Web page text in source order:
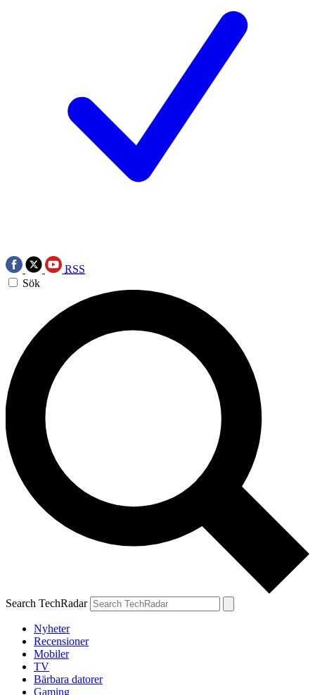
RSS
Sök
Search TechRadar
Nyheter
Recensioner
Mobiler
TV
Bärbara datorer
Gaming